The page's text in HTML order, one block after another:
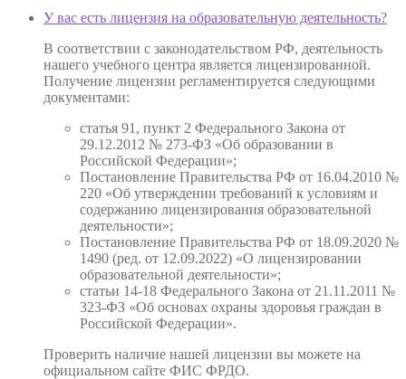
У вас есть лицензия на образовательную деятельность?
В соответствии с законодательством РФ, деятельность
нашего учебного центра является лицензированной.
Получение лицензии регламентируется следующими
документами:
статья 91, пункт 2 Федерального Закона от
29.12.2012 № 273-ФЗ «Об образовании в
Российской Федерации»;
Постановление Правительства РФ от 16.04.2010 №
220 «Об утверждении требований к условиям и
содержанию лицензирования образовательной
деятельности»;
Постановление Правительства РФ от 18.09.2020 №
1490 (ред. от 12.09.2022) «О лицензировании
образовательной деятельности»;
статьи 14-18 Федерального Закона от 21.11.2011 №
323-ФЗ «Об основах охраны здоровья граждан в
Российской Федерации».
Проверить наличие нашей лицензии вы можете на
официальном сайте ФИС ФРДО.